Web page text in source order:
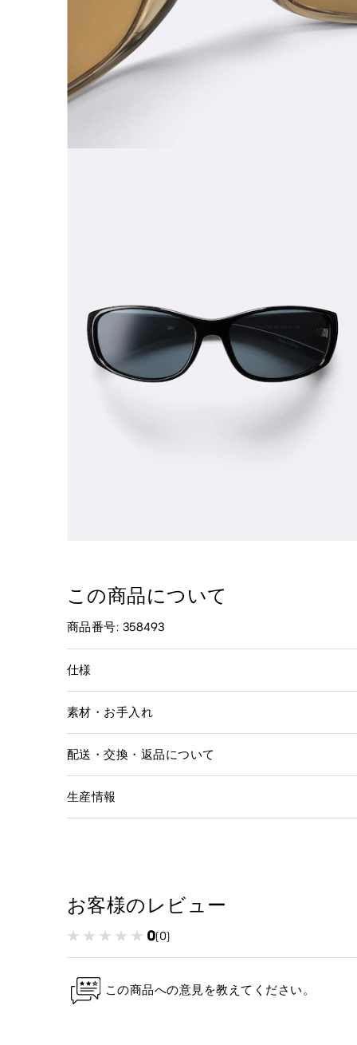
この商品について
商品番号: 358493
仕様
素材・お手入れ
配送・交換・返品について
生産情報
お客様のレビュー
0(0)
この商品への意見を教えてください。